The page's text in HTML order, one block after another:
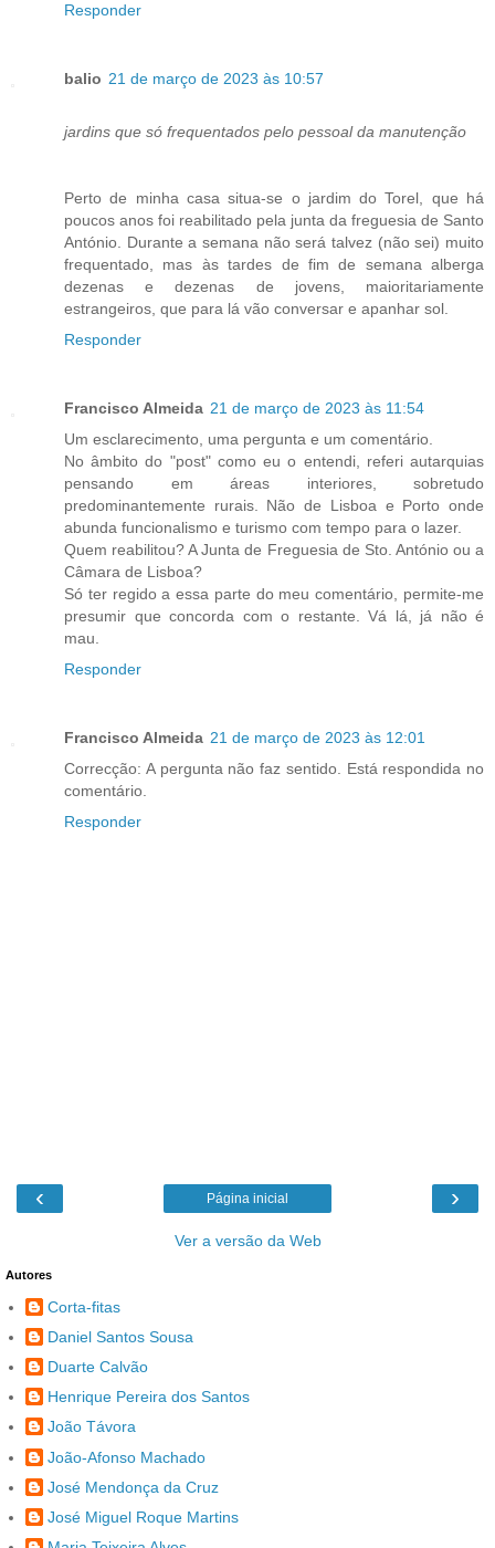
Responder
balio 21 de março de 2023 às 10:57
jardins que só frequentados pelo pessoal da manutenção
Perto de minha casa situa-se o jardim do Torel, que há
poucos anos foi reabilitado pela junta da freguesia de Santo
António. Durante a semana não será talvez (não sei) muito
frequentado, mas às tardes de fim de semana alberga
dezenas e dezenas de jovens, maioritariamente
estrangeiros, que para lá vão conversar e apanhar sol.
Responder
Francisco Almeida 21 de março de 2023 às 11:54
Um esclarecimento, uma pergunta e um comentário.
No âmbito do "post" como eu o entendi, referi autarquias
pensando em áreas interiores, sobretudo
predominantemente rurais. Não de Lisboa e Porto onde
abunda funcionalismo e turismo com tempo para o lazer.
Quem reabilitou? A Junta de Freguesia de Sto. António ou a
Câmara de Lisboa?
Só ter regido a essa parte do meu comentário, permite-me
presumir que concorda com o restante. Vá lá, já não é
mau.
Responder
Francisco Almeida 21 de março de 2023 às 12:01
Correcção: A pergunta não faz sentido. Está respondida no
comentário.
Responder
‹ ›
Página inicial
Ver a versão da Web
Autores
Corta-fitas
Daniel Santos Sousa
Duarte Calvão
Henrique Pereira dos Santos
João Távora
João-Afonso Machado
José Mendonça da Cruz
José Miguel Roque Martins